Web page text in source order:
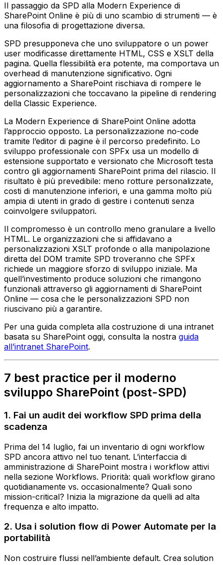
Il passaggio da SPD alla Modern Experience di
SharePoint Online è più di uno scambio di strumenti — è
una filosofia di progettazione diversa.
SPD presupponeva che uno sviluppatore o un power
user modificasse direttamente HTML, CSS e XSLT della
pagina. Quella flessibilità era potente, ma comportava un
overhead di manutenzione significativo. Ogni
aggiornamento a SharePoint rischiava di rompere le
personalizzazioni che toccavano la pipeline di rendering
della Classic Experience.
La Modern Experience di SharePoint Online adotta
l’approccio opposto. La personalizzazione no-code
tramite l’editor di pagine è il percorso predefinito. Lo
sviluppo professionale con SPFx usa un modello di
estensione supportato e versionato che Microsoft testa
contro gli aggiornamenti SharePoint prima del rilascio. Il
risultato è più prevedibile: meno rotture personalizzate,
costi di manutenzione inferiori, e una gamma molto più
ampia di utenti in grado di gestire i contenuti senza
coinvolgere sviluppatori.
Il compromesso è un controllo meno granulare a livello
HTML. Le organizzazioni che si affidavano a
personalizzazioni XSLT profonde o alla manipolazione
diretta del DOM tramite SPD troveranno che SPFx
richiede un maggiore sforzo di sviluppo iniziale. Ma
quell’investimento produce soluzioni che rimangono
funzionali attraverso gli aggiornamenti di SharePoint
Online — cosa che le personalizzazioni SPD non
riuscivano più a garantire.
Per una guida completa alla costruzione di una intranet
basata su SharePoint oggi, consulta la nostra guida
all’intranet SharePoint.
7 best practice per il moderno
sviluppo SharePoint (post-SPD)
1. Fai un audit dei workflow SPD prima della
scadenza
Prima del 14 luglio, fai un inventario di ogni workflow
SPD ancora attivo nel tuo tenant. L’interfaccia di
amministrazione di SharePoint mostra i workflow attivi
nella sezione Workflows. Priorità: quali workflow girano
quotidianamente vs. occasionalmente? Quali sono
mission-critical? Inizia la migrazione da quelli ad alta
frequenza e alto impatto.
2. Usa i solution flow di Power Automate per la
portabilità
Non costruire flussi nell’ambiente default. Crea solution